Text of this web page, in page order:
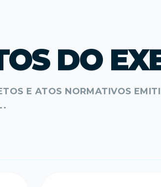
DO
E ATOS NORMATIVOS